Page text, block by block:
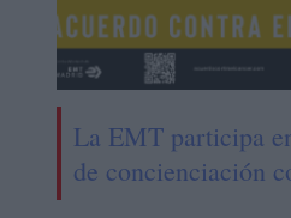
La EMT participa
de concienciación